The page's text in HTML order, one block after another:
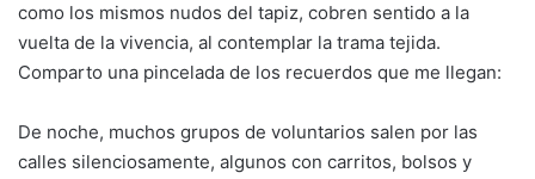
como los mismos nudos del tapiz, cobren sentido a la
vuelta de la vivencia, al contemplar la trama tejida.
Comparto una pincelada de los recuerdos que me llegan:
De noche, muchos grupos de voluntarios salen por las
calles silenciosamente, algunos con carritos, bolsos y